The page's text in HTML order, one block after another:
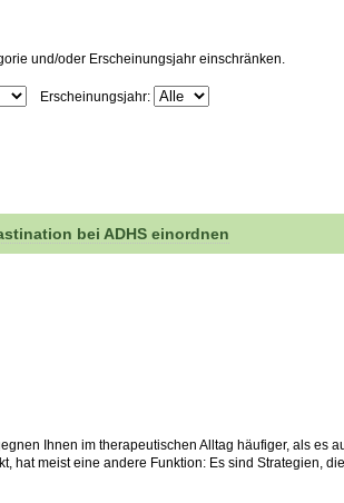
und/oder Erscheinungsjahr einschränken.
Erscheinungsjahr:
bei ADHS einordnen
Ihnen im therapeutischen Alltag häufiger, als es
hat meist eine andere Funktion: Es sind Strategien,